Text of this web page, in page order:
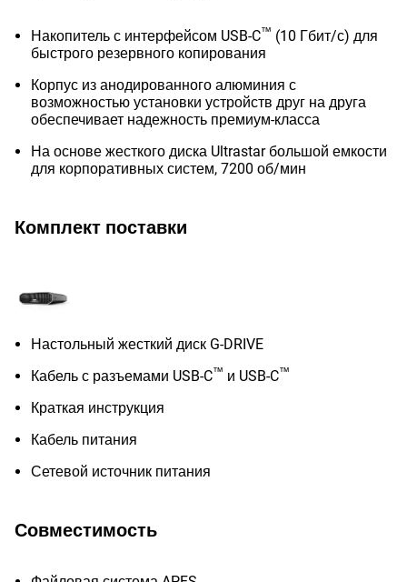
Накопитель с интерфейсом USB-C™ (10 Гбит/с) для
быстрого резервного копирования
Корпус из анодированного алюминия с
возможностью установки устройств друг на друга
обеспечивает надежность премиум-класса
На основе жесткого диска Ultrastar большой емкости
для корпоративных систем, 7200 об/мин
Комплект поставки
Настольный жесткий диск G-DRIVE
Кабель с разъемами USB-C™ и USB-C™
Краткая инструкция
Кабель питания
Сетевой источник питания
Совместимость